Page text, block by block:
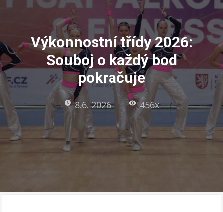
Výkonnostní třídy 2026:
Souboj o každý bod
pokračuje
8.6. 2026 456x